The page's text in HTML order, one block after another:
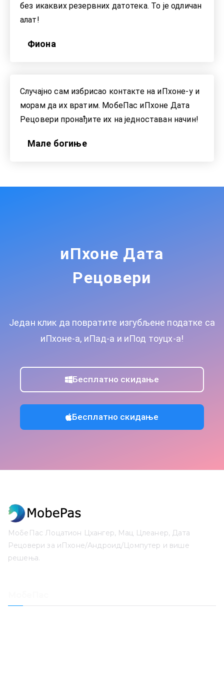
без икаквих резервних датотека. То је одличан
алат!
Фиона
Случајно сам избрисао контакте на иПхоне-у и
морам да их вратим. МобеПас иПхоне Дата
Рецовери пронађите их на једноставан начин!
Мале богиње
иПхоне Дата
Рецовери
Један клик да повратите изгубљене податке са
иПхоне-а, иПад-а и иПод тоуцх-а!
Бесплатно скидање
Бесплатно скидање
МобеПас Лоцатион Цхангер, Мац Цлеанер, Дата
Рецовери за иПхоне/Андроид/Цомпутер и више
решења.